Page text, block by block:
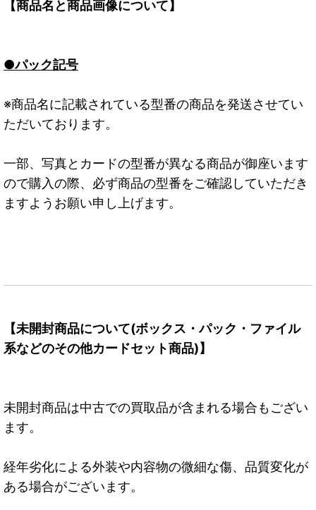
【商品名と商品画像について】
●パック記号
※商品名に記載されている型番の商品を発送させてい
ただいております。
一部、写真とカードの型番が異なる商品が御座います
ので購入の際、必ず商品の型番をご確認していただき
ますようお願い申し上げます。
【未開封商品について(ボックス・パック・ファイル
系などのその他カードセット商品)】
未開封商品は中古での買取品が含まれる場合もござい
ます。
経年劣化による外装や内容物の微細な傷、品質変化が
ある場合がございます。